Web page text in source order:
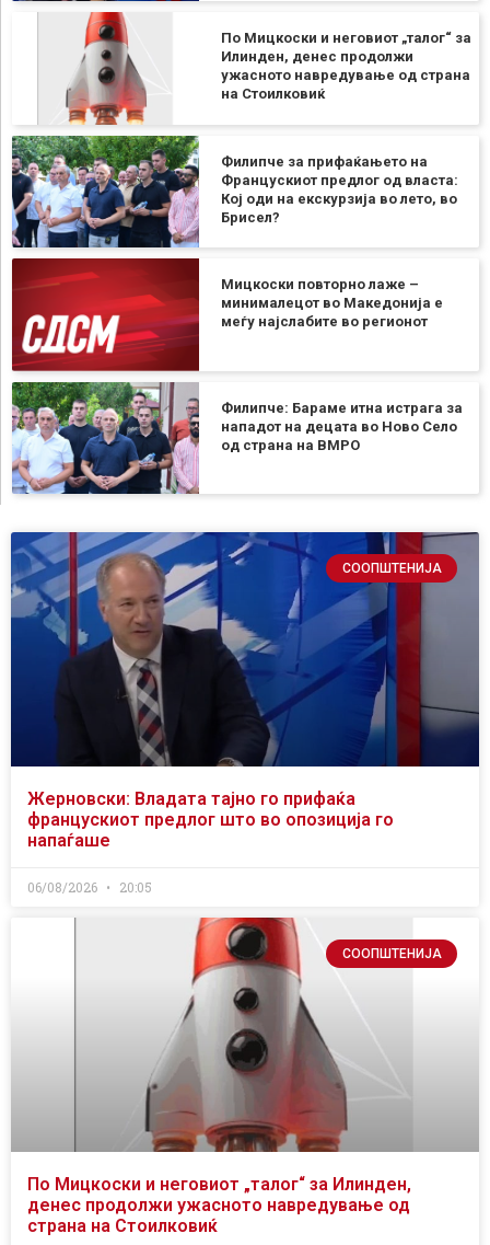
По Мицкоски и неговиот „талог“ за
Илинден, денес продолжи
ужасното навредување од страна
на Стоилковиќ
Филипче за прифаќањето на
Францускиот предлог од власта:
Кој оди на екскурзија во лето, во
Брисел?
Мицкоски повторно лаже –
минималецот во Македонија е
меѓу најслабите во регионот
Филипче: Бараме итна истрага за
нападот на децата во Ново Село
од страна на ВМРО
СООПШТЕНИЈА
Жерновски: Владата тајно го прифаќа
францускиот предлог што во опозиција го
напаѓаше
06/08/2026 20:05
СООПШТЕНИЈА
По Мицкоски и неговиот „талог“ за Илинден,
денес продолжи ужасното навредување од
страна на Стоилковиќ